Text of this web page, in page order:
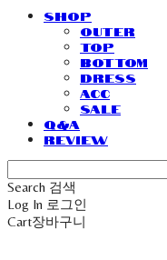
SHOP
Outer
Top
Bottom
Dress
Acc
Sale
Q&A
Review
Search 검색
Log In 로그인
Cart장바구니